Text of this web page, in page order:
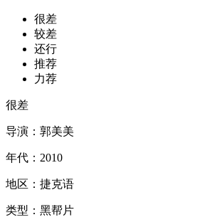
很差
较差
还行
推荐
力荐
很差
导演： 郭美美
年代： 2010
地区： 捷克语
类型： 黑帮片